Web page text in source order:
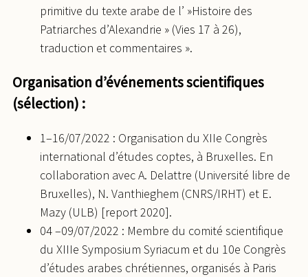
primitive du texte arabe de l’ »Histoire des
Patriarches d’Alexandrie » (Vies 17 à 26),
traduction et commentaires ».
Organisation d’événements scientifiques
(sélection) :
1–16/07/2022 : Organisation du XIIe Congrès
international d’études coptes, à Bruxelles. En
collaboration avec A. Delattre (Université libre de
Bruxelles), N. Vanthieghem (CNRS/IRHT) et E.
Mazy (ULB) [report 2020].
04 –09/07/2022 : Membre du comité scientifique
du XIIIe Symposium Syriacum et du 10e Congrès
d’études arabes chrétiennes, organisés à Paris